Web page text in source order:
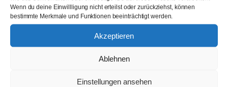
Wenn du deine Einwillligung nicht erteilst oder zurückziehst, können
bestimmte Merkmale und Funktionen beeinträchtigt werden.
Akzeptieren
Ablehnen
Einstellungen ansehen